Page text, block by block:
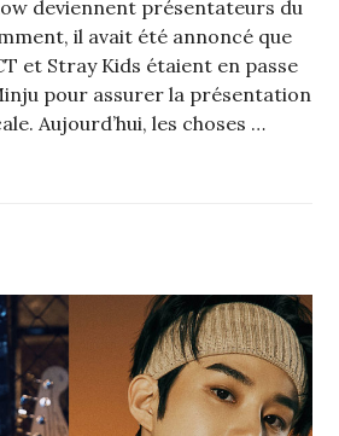
deviennent présentateurs du
il avait été annoncé que
et Stray Kids étaient en passe
pour assurer la présentation
Aujourd’hui, les choses …
(NCT) et Lee Know